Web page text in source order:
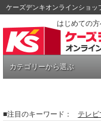
ケーズデンキオンラインショッ
はじめての
カテゴリーから選ぶ
■注目のキーワード： テレ